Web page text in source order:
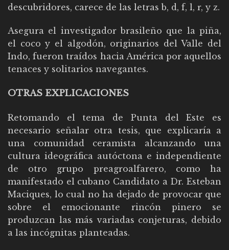
descubridores, carece de las letras b, d, f, l, r, y z.
Asegura el investigador brasileño que la piña,
el coco y el algodón, originarios del Valle del
Indo, fueron traídos hacia América por aquellos
tenaces y solitarios navegantes.
OTRAS EXPLICACIONES
Retomando el tema de Punta del Este es
necesario señalar otra tesis, que explicaría a
una comunidad ceramista alcanzando una
cultura ideográfica autóctona e independiente
de otro grupo preagroalfarero, como ha
manifestado el cubano Candidato a Dr. Esteban
Maciques, lo cual no ha dejado de provocar que
sobre el emocionante rincón pinero se
produzcan las más variadas conjeturas, debido
a las incógnitas planteadas.